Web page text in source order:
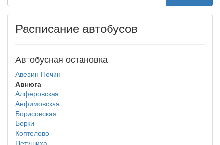
Расписание автобусов
Автобусная остановка
Аверин Почин
Авнюга
Алферовская
Анфимовская
Борисовская
Борки
Коптелово
Петушиха